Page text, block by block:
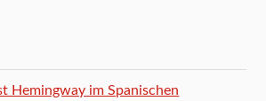
Hemingway im Spanischen